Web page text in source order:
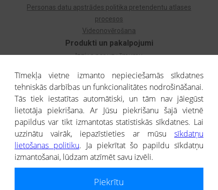
Produkti un pakalpojumi
Izziņa par uzņēmumu
Dzimtas koks
Uzņēmumu atlase
Monitorings
Kredītizziņa par ārvalstu uzņēmumiem
Personas datu apstrādes politika pretendentu atlases
procesos
Videonovērošana
® CREDITREFORM Latvija
SIA
Tīmekļa vietne izmanto nepieciešamās sīkdatnes
tehniskās darbības un funkcionalitātes nodrošināšanai.
Tās tiek iestatītas automātiski, un tām nav jāiegūst
lietotāja piekrišana. Ar Jūsu piekrišanu šajā vietnē
papildus var tikt izmantotas statistiskās sīkdatnes. Lai
uzzinātu vairāk, iepazīstieties ar mūsu sīkdatņu
lietošanas politiku. Ja piekrītat šo papildu sīkdatņu
izmantošanai, lūdzam atzīmēt savu izvēli.
Piekrītu